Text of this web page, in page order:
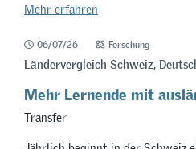
Mehr erfahren
06/07/26 Forschung
Ländervergleich Schweiz,
Mehr Lernende mit
Transfer